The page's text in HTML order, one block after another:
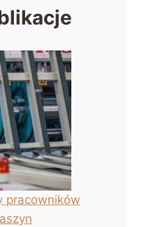
pracowników